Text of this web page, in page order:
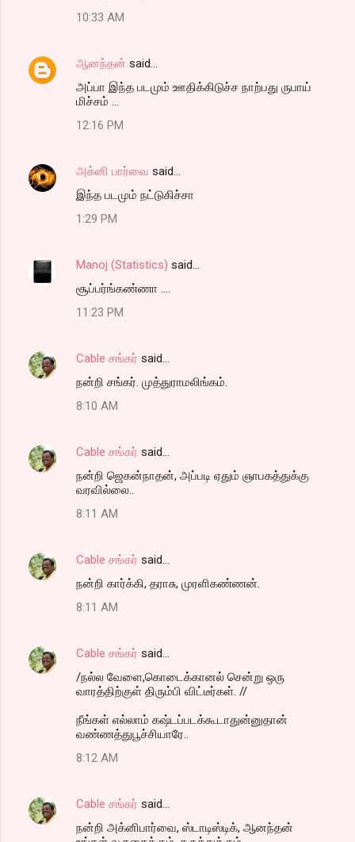
10:33 AM
ஆனந்தன் said…
அப்பா இந்த படமும் ஊதிக்கிடுச்ச நாற்பது ருபாய்
மிச்சம் ...
12:16 PM
அக்னி பார்வை said…
இந்த படமும் நட்டுகிச்சா
1:29 PM
Manoj (Statistics) said…
சூப்பர்ங்கண்ணா ....
11:23 PM
Cable சங்கர் said…
நன்றி சங்கர். முத்துராமலிங்கம்.
8:10 AM
Cable சங்கர் said…
நன்றி ஜெகன்நாதன், அப்படி ஏதும் ஞாபகத்துக்கு
வரவில்லை..
8:11 AM
Cable சங்கர் said…
நன்றி கார்க்கி, தராசு, முரளிகண்ணன்.
8:11 AM
Cable சங்கர் said…
/நல்ல வேளை,கொடைக்கானல் சென்று ஒரு
வாரத்திற்குள் திரும்பி விட்டீர்கள். //
நீங்கள் எல்லாம் கஷ்டப்படக்கூடாதுன்னுதான்
வண்ணத்துபூச்சியாரே..
8:12 AM
Cable சங்கர் said…
நன்றி அக்னிபார்வை, ஸ்டாடிஸ்டிக், ஆனந்தன்